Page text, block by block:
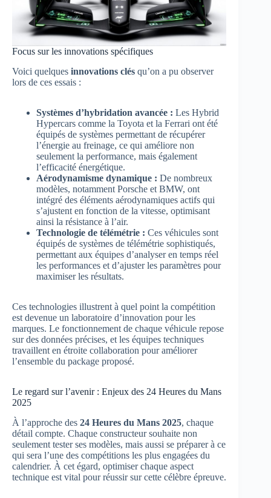
Focus sur les innovations spécifiques
Voici quelques innovations clés qu’on a pu observer
lors de ces essais :
Systèmes d’hybridation avancée : Les Hybrid
Hypercars comme la Toyota et la Ferrari ont été
équipés de systèmes permettant de récupérer
l’énergie au freinage, ce qui améliore non
seulement la performance, mais également
l’efficacité énergétique.
Aérodynamisme dynamique : De nombreux
modèles, notamment Porsche et BMW, ont
intégré des éléments aérodynamiques actifs qui
s’ajustent en fonction de la vitesse, optimisant
ainsi la résistance à l’air.
Technologie de télémétrie : Ces véhicules sont
équipés de systèmes de télémétrie sophistiqués,
permettant aux équipes d’analyser en temps réel
les performances et d’ajuster les paramètres pour
maximiser les résultats.
Ces technologies illustrent à quel point la compétition
est devenue un laboratoire d’innovation pour les
marques. Le fonctionnement de chaque véhicule repose
sur des données précises, et les équipes techniques
travaillent en étroite collaboration pour améliorer
l’ensemble du package proposé.
Le regard sur l’avenir : Enjeux des 24 Heures du Mans
2025
À l’approche des 24 Heures du Mans 2025, chaque
détail compte. Chaque constructeur souhaite non
seulement tester ses modèles, mais aussi se préparer à ce
qui sera l’une des compétitions les plus engagées du
calendrier. À cet égard, optimiser chaque aspect
technique est vital pour réussir sur cette célèbre épreuve.